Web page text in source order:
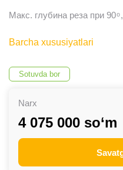
Макс. глубина реза при 90
Barcha xususiyatlari
Sotuvda bor
Narx
4 075 000 so‘m